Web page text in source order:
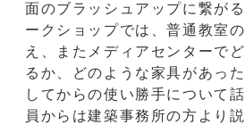
面のブラッシュアップに繋が
ークショップでは、普通教室
え、またメディアセンターで
るか、どのような家具があっ
してからの使い勝手について
員からは建築事務所の方より